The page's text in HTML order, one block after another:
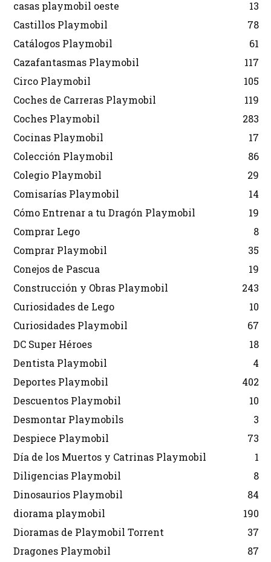
casas playmobil oeste
13
Castillos Playmobil
78
Catálogos Playmobil
61
Cazafantasmas Playmobil
117
Circo Playmobil
105
Coches de Carreras Playmobil
119
Coches Playmobil
283
Cocinas Playmobil
17
Colección Playmobil
86
Colegio Playmobil
29
Comisarías Playmobil
14
Cómo Entrenar a tu Dragón Playmobil
19
Comprar Lego
8
Comprar Playmobil
35
Conejos de Pascua
19
Construcción y Obras Playmobil
243
Curiosidades de Lego
10
Curiosidades Playmobil
67
DC Super Héroes
18
Dentista Playmobil
4
Deportes Playmobil
402
Descuentos Playmobil
10
Desmontar Playmobils
3
Despiece Playmobil
73
Día de los Muertos y Catrinas Playmobil
1
Diligencias Playmobil
8
Dinosaurios Playmobil
84
diorama playmobil
190
Dioramas de Playmobil Torrent
37
Dragones Playmobil
87